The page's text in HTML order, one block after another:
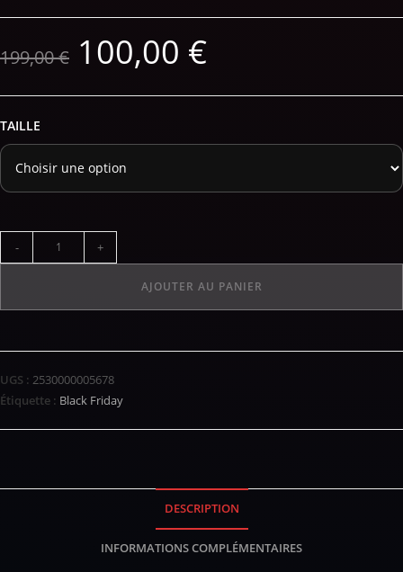
199,00€ 100,00 €
TAILLE
- +
AJOUTER AU PANIER
UGS : 2530000005678
Étiquette : Black Friday
DESCRIPTION
INFORMATIONS COMPLÉMENTAIRES